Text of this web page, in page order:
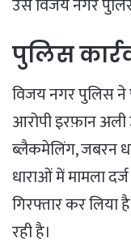
उसे विजय नगर
​पुलिस
​विजय नगर पुलिस ने
आरोपी इरफ़ान अली
ब्लैकमेलिंग, जबरन
धाराओं में मामला
गिरफ्तार कर
रही है।